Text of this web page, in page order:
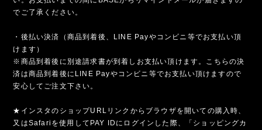
でご了承ください。
・後払い決済（商品到着後、LINE Payやコンビニ等でお支払い頂
けます）
※商品到着後に別途請求書が到着しお支払い頂けます。こちらの決
済は商品到着後にLINE Payやコンビニ等でお支払い頂けますので
安心してご注文下さい。
★インスタのショップURLリンクからブラウザを開いての購入時、
又はSafariを使用してPAY IDにログインした際、「ショッピングカ